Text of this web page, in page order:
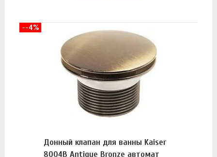
Донный клапан для ванны Kaiser
8004В Antique Bronze автомат
--4%